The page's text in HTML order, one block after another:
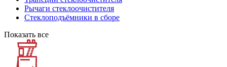
Рычаги стеклоочистителя
Стеклоподъёмники в сборе
Показать все